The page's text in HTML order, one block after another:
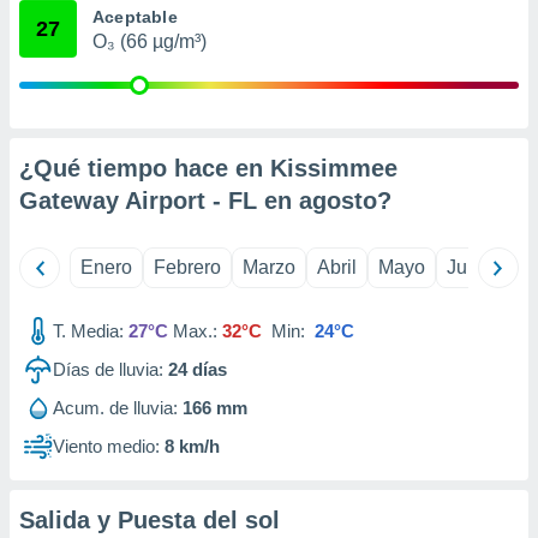
su
u
datos
en
de
un
o acceder
27 Aceptable
O₃ (66 µg/m³)
¿Qué tiempo hace en Kissimmee
Gateway Airport - FL en agosto?
Enero Febrero Marzo Abril Mayo Junio
T. Media: 27°C Max.: 32°C Min: 24°C
Días de lluvia: 24días
Acum. de lluvia: 166 mm
Viento medio: 8 km/h
Salida y Puesta del sol